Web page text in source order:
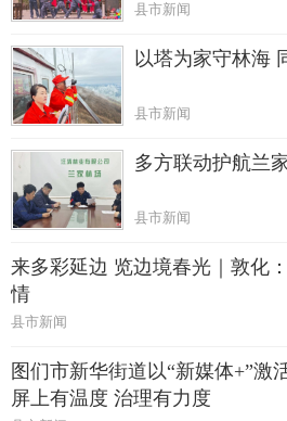
县市新闻
以塔为家守林海
县市新闻
多方联动护航兰
县市新闻
来多彩延边 览边境春光｜敦化
情
县市新闻
图们市新华街道以“新媒体+”
屏上有温度 治理有力度